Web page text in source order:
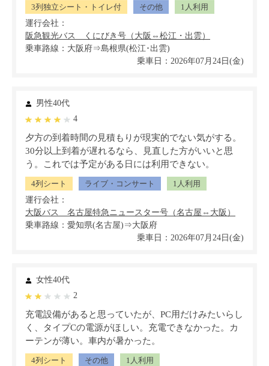
3列独立シート・トイレ付 その他
1人利用
運行会社：
乗車路線：大阪府⇒島根県(松江･出雲)
乗車日：2026年07月24日(金)
男性40代
4
夕方の到着時間の見積もりが現実的でない気がする。
30分以上到着が遅れるなら、見直した方がいいと思
う。これでは予定がある日には利用できない。
4列シート ライブ・コンサート
1人利用
運行会社：
乗車路線：愛知県(名古屋)⇒大阪府
乗車日：2026年07月24日(金)
女性40代
2
充電設備があると思っていたが、PC用だけみたいらし
く、タイプCの電源がほしい。充電できなかった。カ
ーテンが薄い。車内が暑かった。
4列シート その他
1人利用